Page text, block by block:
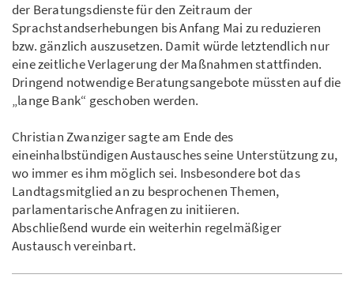
der Beratungsdienste für den Zeitraum der
Sprachstandserhebungen bis Anfang Mai zu reduzieren
bzw. gänzlich auszusetzen. Damit würde letztendlich nur
eine zeitliche Verlagerung der Maßnahmen stattfinden.
Dringend notwendige Beratungsangebote müssten auf die
„lange Bank“ geschoben werden.
Christian Zwanziger sagte am Ende des
eineinhalbstündigen Austausches seine Unterstützung zu,
wo immer es ihm möglich sei. Insbesondere bot das
Landtagsmitglied an zu besprochenen Themen,
parlamentarische Anfragen zu initiieren.
Abschließend wurde ein weiterhin regelmäßiger
Austausch vereinbart.